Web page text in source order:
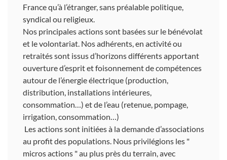
France qu’à l’étranger, sans préalable politique,
syndical ou religieux.
Nos principales actions sont basées sur le bénévolat
et le volontariat. Nos adhérents, en activité ou
retraités sont issus d’horizons différents apportant
ouverture d’esprit et foisonnement de compétences
autour de l’énergie électrique (production,
distribution, installations intérieures,
consommation…) et de l’eau (retenue, pompage,
irrigation, consommation…)
Les actions sont initiées à la demande d’associations
au profit des populations. Nous privilégions les "
micros actions " au plus près du terrain, avec